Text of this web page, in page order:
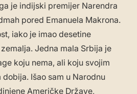
je indijski premijer Narendra
pored Emanuela Makrona.
iako je imao desetine
Jedna mala Srbija je
koju nema, ali koju svojim
Išao sam u Narodnu
Američke Države,